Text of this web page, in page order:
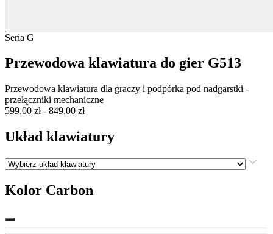
Seria G
Przewodowa klawiatura do gier G513
Przewodowa klawiatura dla graczy i podpórka pod nadgarstki -
przełączniki mechaniczne
599,00 zł- 849,00 zł
Układ klawiatury
Kolor Carbon